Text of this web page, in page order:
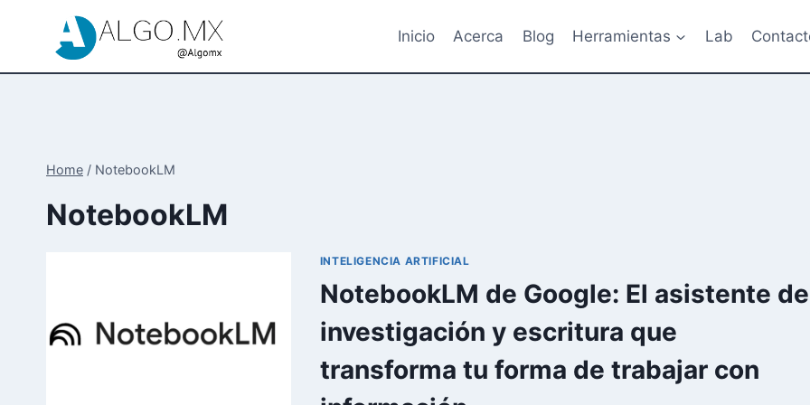
Inicio Acerca Blog Herramientas Lab
Home / NotebookLM
NotebookLM
INTELIGENCIA ARTIFICIAL
NotebookLM de Google: El asistente de
investigación y escritura que
transforma tu forma de trabajar con